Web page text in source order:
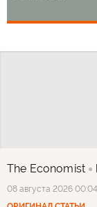
The Economist
08 августа 2026 00:04